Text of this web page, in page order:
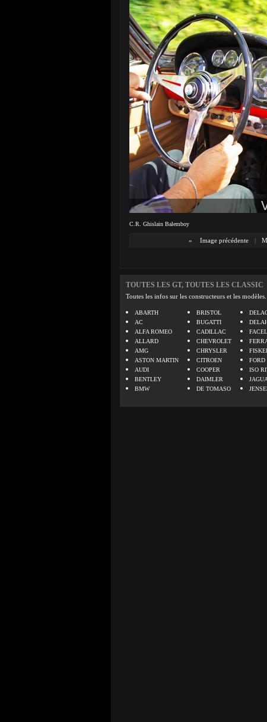
C.R. Ghislain Balemboy
« Image précédente |
TOUTES LES GT, TOUTES LES CLASSIC
Toutes les infos sur les constructeurs et les modèles.
ABARTH
AC
ALFA ROMEO
ALLARD
AMG
ASTON MARTIN
AUDI
BENTLEY
BMW
BRISTOL
BUGATTI
CADILLAC
CHEVROLET
CHRYSLER
CITROEN
COOPER
DAIMLER
DE TOMASO
FORD
ISO